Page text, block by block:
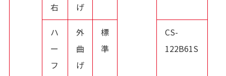
右
げ
ハ
ー
フ
外
曲
げ
標
準
CS-
122B61S